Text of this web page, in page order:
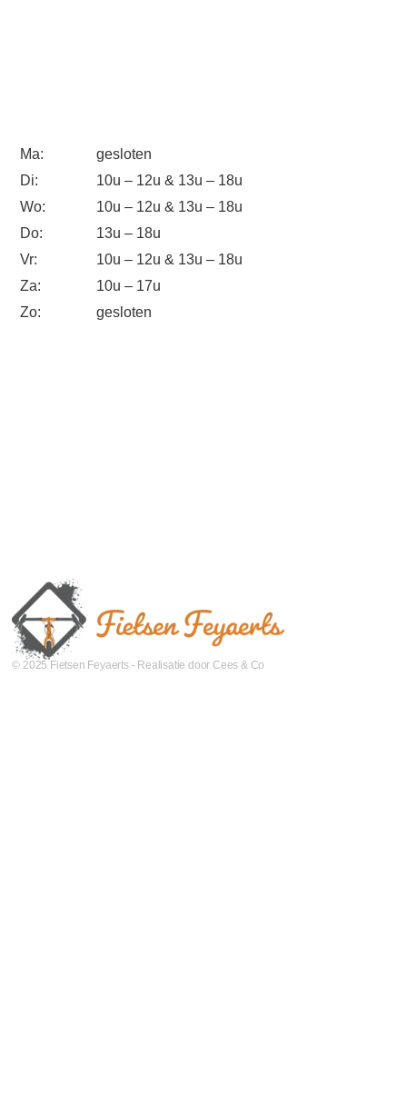
© 2025 Fietsen Feyaerts - Realisatie door Cees & Co
Ma:
gesloten
Di:
10u – 12u & 13u – 18u
Wo:
10u – 12u & 13u – 18u
Do:
13u – 18u
Vr:
10u – 12u & 13u – 18u
Za:
10u – 17u
Zo:
gesloten